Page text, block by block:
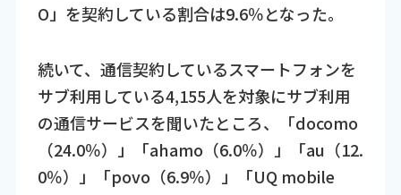
O」を契約している割合は9.6％となった。
続いて、通信契約しているスマートフォンを
サブ利用している4,155人を対象にサブ利用
の通信サービスを聞いたところ、「docomo
（24.0％）」「ahamo（6.0％）」「au（12.
0％）」「povo（6.9％）」「UQ mobile